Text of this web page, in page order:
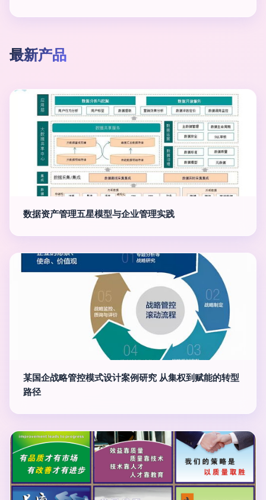
最新产品
数据资产管理五星模型与企业管理实践
某国企战略管控模式设计案例研究 从集权到赋能的转型
路径